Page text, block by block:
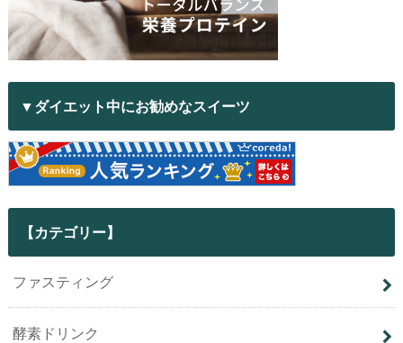
▼ダイエット中にお勧めなスイーツ
【カテゴリー】
ファスティング
酵素ドリンク